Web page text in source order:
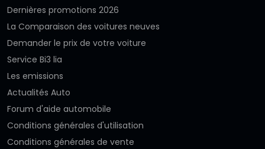
Dernières promotions 2026
La Comparaison des voitures neuves
Demander le prix de votre voiture
Service Bi3 lia
Les emissions
Actualités Auto
Forum d'aide automobile
Conditions générales d'utilisation
Conditions générales de vente